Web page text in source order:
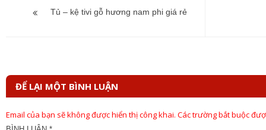
hướngTủ – kệ tivi gỗ hương nam phi giá rẻ
ĐỂ LẠI MỘT BÌNH LUẬN
Email của bạn sẽ không được hiển thị công khai. Các trường bắt buộc